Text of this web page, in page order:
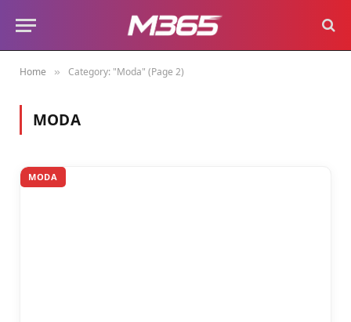
Home » Category: "Moda" (Page 2)
MODA
MODA